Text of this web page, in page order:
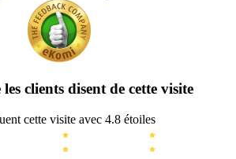
les clients disent de cette visite
cette visite avec 4.8 étoiles